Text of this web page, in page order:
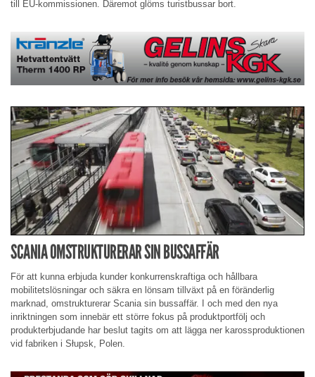
till EU-kommissionen. Däremot glöms turistbussar bort.
SCANIA OMSTRUKTURERAR SIN BUSSAFFÄR
För att kunna erbjuda kunder konkurrenskraftiga och hållbara
mobilitetslösningar och säkra en lönsam tillväxt på en föränderlig
marknad, omstrukturerar Scania sin bussaffär. I och med den nya
inriktningen som innebär ett större fokus på produktportfölj och
produkterbjudande har beslut tagits om att lägga ner karossproduktionen
vid fabriken i Słupsk, Polen.